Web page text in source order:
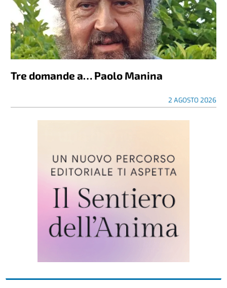
Tre domande a… Paolo Manina
2 AGOSTO 2026